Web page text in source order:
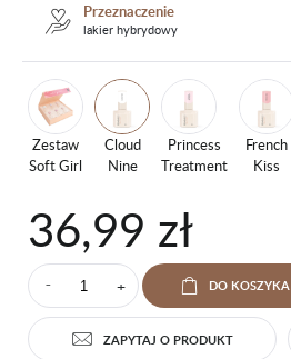
Przeznaczenie
lakier hybrydowy
Zestaw
Soft Girl
Cloud
Nine
Princess
Treatment
French
Kiss
36,99 zł
⁻ + DO KOSZYKA
ZAPYTAJ O PRODUKT